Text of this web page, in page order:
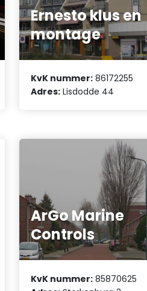
Ernesto klus en
montage
KvK nummer: 86172255
Adres: Lisdodde 44
ArGo Marine
Controls
KvK nummer: 85870625